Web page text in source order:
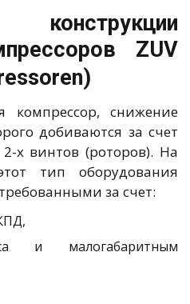
конструкции
ZUV
компрессор, снижение
добиваются за счет
х винтов (роторов). На
тип оборудования
за счет:
и малогабаритным